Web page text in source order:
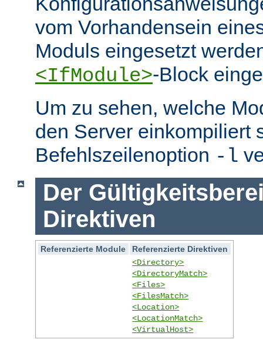
vom Vorhandensein
Moduls eingesetzt
<IfModule>-Block
Um zu sehen, welche
den Server einkompiliert
Befehlszeilenoption -l
Der
Direktiven
Referenzierte Module
Referenzierte Direktiven
<Directory>
<DirectoryMatch>
<Files>
<FilesMatch>
<Location>
<LocationMatch>
<VirtualHost>